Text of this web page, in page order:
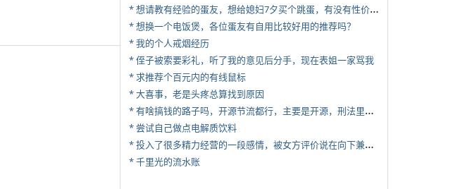
*
想请教有经验的蛋友，想给媳妇7夕买个跳蛋，有没有性价比高的推荐
* 想换一个电饭煲，各位蛋友有自用比较好用的推荐吗？
* 我的个人戒烟经历
* 侄子被索要彩礼，听了我的意见后分手，现在表姐一家骂我
* 求推荐个百元内的有线鼠标
* 大喜事，老是头疼总算找到原因
*
有啥搞钱的路子吗，开源节流都行，主要是开源，刑法里的咱不做
* 尝试自己做点电解质饮料
*
投入了很多精力经营的一段感情，被女方评价说在向下兼容我，感觉有点破防
* 千里光的流水账